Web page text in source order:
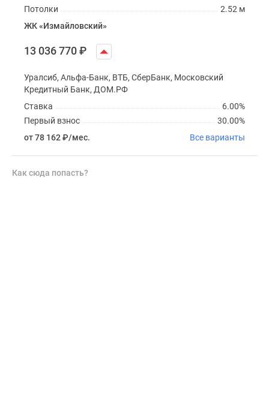
2.52 м
Потолки
ЖК «Измайловский»
13 036 770₽
Уралсиб, Альфа-Банк, ВТБ, СберБанк, Московский
Кредитный Банк, ДОМ.РФ
6.00%
Ставка
30.00%
Первый взнос
от 78 162₽/мес. Все варианты
Как сюда попасть?